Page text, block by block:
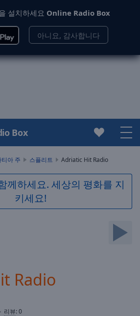
설치하세요 Online Radio Box
아니요, 감사합니다
Box
아 주 스플리트 Adriatic Hit Radio
께하세요. 세상의 평화를 지
키세요!
Radio
리뷰:0